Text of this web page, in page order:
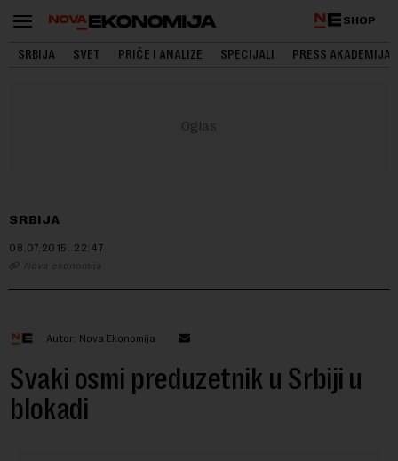
SHOP
SRBIJA SVET PRIČE I ANALIZE SPECIJALI PRESS AKADEMIJA
SRBIJA
08.07.2015. 22:47
Nova ekonomija
Autor: Nova Ekonomija
Svaki osmi preduzetnik u Srbiji u
blokadi